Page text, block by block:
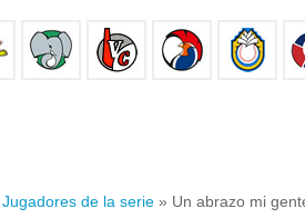
Jugadores de la serie » Un abrazo mi